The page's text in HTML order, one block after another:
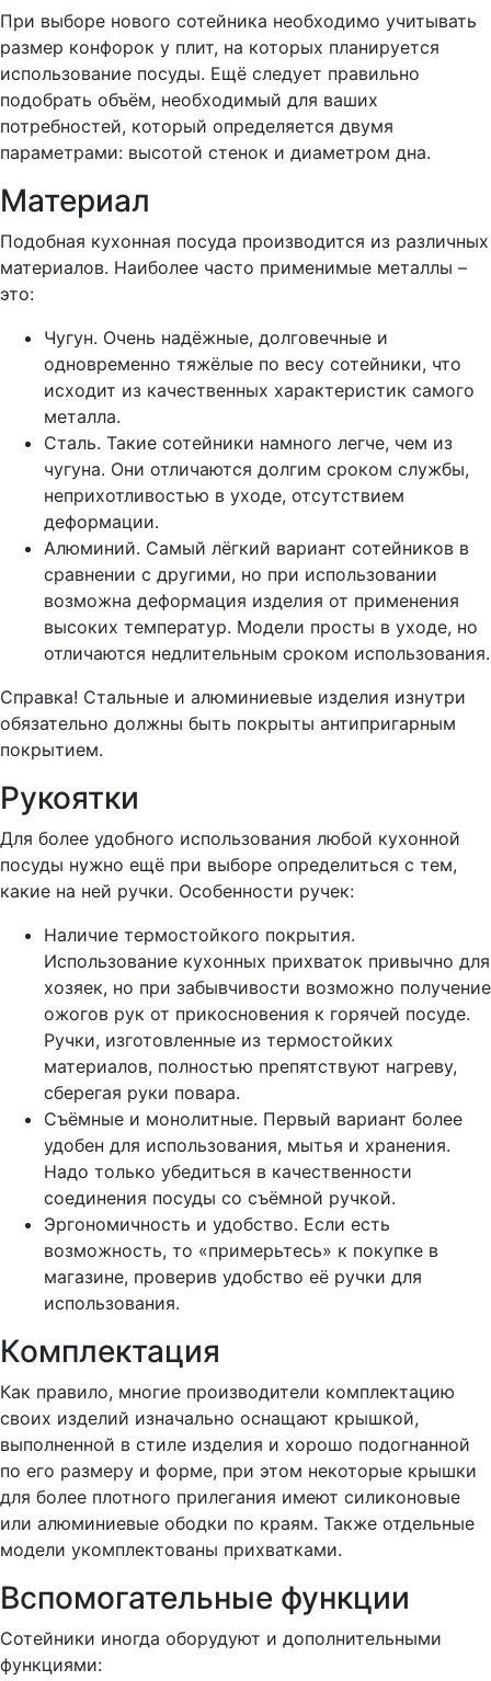
При выборе нового сотейника необходимо учитывать
размер конфорок у плит, на которых планируется
использование посуды. Ещё следует правильно
подобрать объём, необходимый для ваших
потребностей, который определяется двумя
параметрами: высотой стенок и диаметром дна.
Материал
Подобная кухонная посуда производится из различных
материалов. Наиболее часто применимые металлы –
это:
Чугун. Очень надёжные, долговечные и
одновременно тяжёлые по весу сотейники, что
исходит из качественных характеристик самого
металла.
Сталь. Такие сотейники намного легче, чем из
чугуна. Они отличаются долгим сроком службы,
неприхотливостью в уходе, отсутствием
деформации.
Алюминий. Самый лёгкий вариант сотейников в
сравнении с другими, но при использовании
возможна деформация изделия от применения
высоких температур. Модели просты в уходе, но
отличаются недлительным сроком использования.
Справка! Стальные и алюминиевые изделия изнутри
обязательно должны быть покрыты антипригарным
покрытием.
Рукоятки
Для более удобного использования любой кухонной
посуды нужно ещё при выборе определиться с тем,
какие на ней ручки. Особенности ручек:
Наличие термостойкого покрытия.
Использование кухонных прихваток привычно для
хозяек, но при забывчивости возможно получение
ожогов рук от прикосновения к горячей посуде.
Ручки, изготовленные из термостойких
материалов, полностью препятствуют нагреву,
сберегая руки повара.
Съёмные и монолитные. Первый вариант более
удобен для использования, мытья и хранения.
Надо только убедиться в качественности
соединения посуды со съёмной ручкой.
Эргономичность и удобство. Если есть
возможность, то «примерьтесь» к покупке в
магазине, проверив удобство её ручки для
использования.
Комплектация
Как правило, многие производители комплектацию
своих изделий изначально оснащают крышкой,
выполненной в стиле изделия и хорошо подогнанной
по его размеру и форме, при этом некоторые крышки
для более плотного прилегания имеют силиконовые
или алюминиевые ободки по краям. Также отдельные
модели укомплектованы прихватками.
Вспомогательные функции
Сотейники иногда оборудуют и дополнительными
функциями: